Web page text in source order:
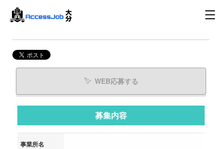
WEB応募する
募集内容
事業所名